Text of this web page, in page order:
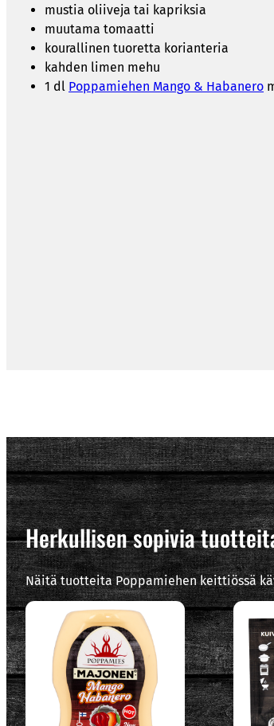
mustia oliiveja tai kapriksia
muutama tomaatti
kourallinen tuoretta korianteria
kahden limen mehu
1 dl Poppamiehen Mango & Habanero
Herkullisen sopivia
Näitä tuotteita Poppamiehen keittiössä